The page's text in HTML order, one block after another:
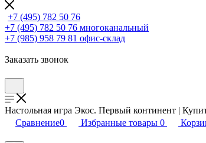
+7 (495) 782 50 76
+7 (495) 782 50 76 многоканальный
+7 (985) 958 79 81 офис-склад
Заказать звонок
Настольная игра Экос. Первый континент |
Сравнение0 Избранные товары 0